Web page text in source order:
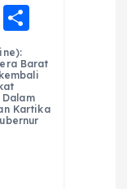
E
a
re
Barat
Kartika